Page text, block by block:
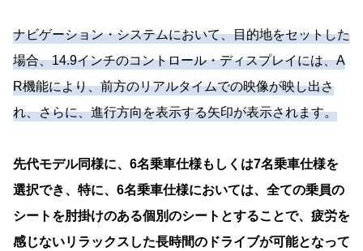
ナビゲーション・システムにおいて、目的地をセットした
場合、14.9インチのコントロール・ディスプレイには、A
R機能により、前方のリアルタイムでの映像が映し出さ
れ、さらに、進行方向を表示する矢印が表示されます。
先代モデル同様に、6名乗車仕様もしくは7名乗車仕様を
選択でき、特に、6名乗車仕様においては、全ての乗員の
シートを肘掛けのある個別のシートとすることで、疲労を
感じないリラックスした長時間のドライブが可能となって